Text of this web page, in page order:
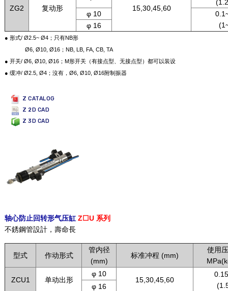
ZG2 复动形
15,30,45,60
φ 10
φ 16
● 形式/ Ø2.5~ Ø4；只有NB形
●Ø6, Ø10, Ø16；NB, LB, FA, CB, TA
● 开关/ Ø6, Ø10, Ø16；M形开关（有接点型、无接点型）都可以装设
● 缓冲/ Ø2.5, Ø4；沒有，Ø6, Ø10, Ø16附制振器
Z CATALOG
Z 2D CAD
Z 3D CAD
轴心防止回转形气压缸Z☐U 系列
不銹鋼管設計，壽命長
型式 作动形式
管内径
(mm)
标准冲程 (mm)
使用
ZCU1 单动出形
φ 10
15,30,45,60
φ 16